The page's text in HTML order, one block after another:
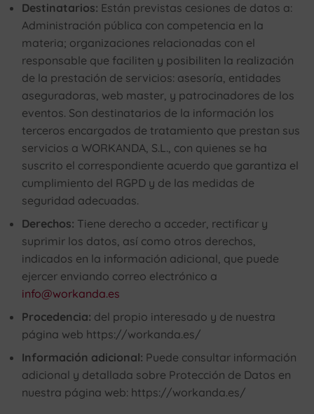
Destinatarios: Están previstas cesiones de datos a:
Administración pública con competencia en la
materia; organizaciones relacionadas con el
responsable que faciliten y posibiliten la realización
de la prestación de servicios: asesoría, entidades
aseguradoras, web master, y patrocinadores de los
eventos. Son destinatarios de la información los
terceros encargados de tratamiento que prestan sus
servicios a WORKANDA, S.L., con quienes se ha
suscrito el correspondiente acuerdo que garantiza el
cumplimiento del RGPD y de las medidas de
seguridad adecuadas.
Derechos: Tiene derecho a acceder, rectificar y
suprimir los datos, así como otros derechos,
indicados en la información adicional, que puede
ejercer enviando correo electrónico a
info@workanda.es
Procedencia: del propio interesado y de nuestra
página web https://workanda.es/
Información adicional: Puede consultar información
adicional y detallada sobre Protección de Datos en
nuestra página web: https://workanda.es/